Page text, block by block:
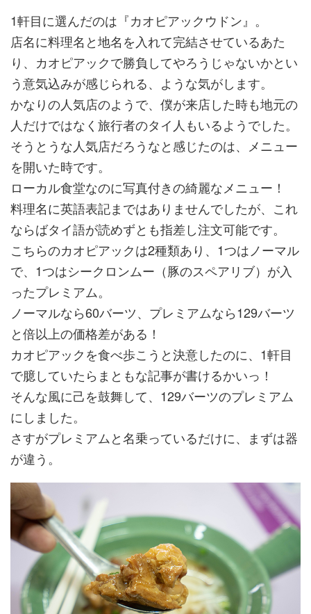
1軒目に選んだのは『カオピアックウドン』。
店名に料理名と地名を入れて完結させているあた
り、カオピアックで勝負してやろうじゃないかとい
う意気込みが感じられる、ような気がします。
かなりの人気店のようで、僕が来店した時も地元の
人だけではなく旅行者のタイ人もいるようでした。
そうとうな人気店だろうなと感じたのは、メニュー
を開いた時です。
ローカル食堂なのに写真付きの綺麗なメニュー！
料理名に英語表記まではありませんでしたが、これ
ならばタイ語が読めずとも指差し注文可能です。
こちらのカオピアックは2種類あり、1つはノーマル
で、1つはシークロンムー（豚のスペアリブ）が入
ったプレミアム。
ノーマルなら60バーツ、プレミアムなら129バーツ
と倍以上の価格差がある！
カオピアックを食べ歩こうと決意したのに、1軒目
で臆していたらまともな記事が書けるかいっ！
そんな風に己を鼓舞して、129バーツのプレミアム
にしました。
さすがプレミアムと名乗っているだけに、まずは器
が違う。